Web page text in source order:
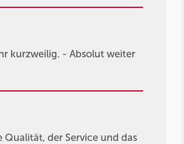
kurzweilig. - Absolut weiter
Qualität, der Service und das